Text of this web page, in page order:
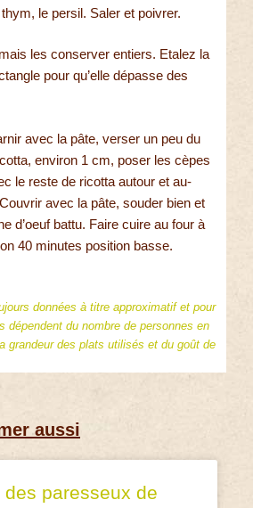
le persil. Saler et poivrer.
les conserver entiers. Etalez la
pour qu’elle dépasse des
avec la pâte, verser un peu du
environ 1 cm, poser les cèpes
le reste de ricotta autour et au-
avec la pâte, souder bien et
d’oeuf battu. Faire cuire au four à
40 minutes position basse.
données à titre approximatif et pour
dépendent du nombre de personnes en
grandeur des plats utilisés et du goût de
aussi
des paresseux de